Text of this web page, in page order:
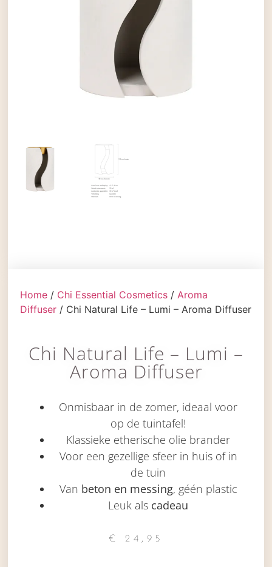
Home / Chi Essential Cosmetics / Aroma
Diffuser / Chi Natural Life – Lumi – Aroma Diffuser
Chi Natural Life – Lumi –
Aroma Diffuser
Onmisbaar in de zomer, ideaal voor
op de tuintafel!
Klassieke etherische olie brander
Voor een gezellige sfeer in huis of in
de tuin
Van beton en messing, géén plastic
Leuk als cadeau
€ 24,95